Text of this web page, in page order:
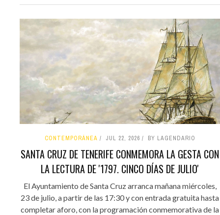
CONTEMPORÁNEA JUL 22, 2026 BY LAGENDARIO
SANTA CRUZ DE TENERIFE CONMEMORA LA GESTA CON
LA LECTURA DE '1797. CINCO DÍAS DE JULIO'
El Ayuntamiento de Santa Cruz arranca mañana miércoles,
23 de julio, a partir de las 17:30 y con entrada gratuita hasta
completar aforo, con la programación conmemorativa de la